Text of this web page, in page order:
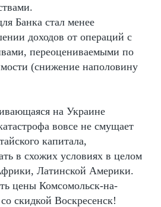
Банка стал менее
доходов от операций с
переоцениваемыми по
(снижение наполовину
на Украине
вовсе не смущает
капитала,
в схожих условиях в целом
Латинской Америки.
цены Комсомольск-на-
скидкой Воскресенск!